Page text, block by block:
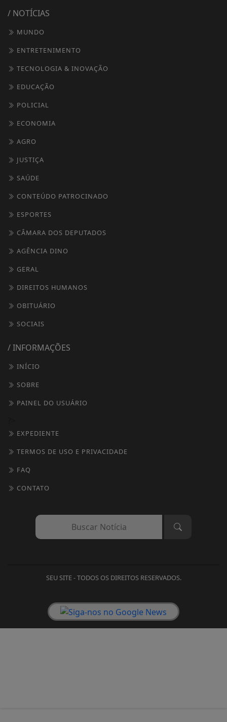
/ NOTÍCIAS
MUNDO
ENTRETENIMENTO
TECNOLOGIA & INOVAÇÃO
EDUCAÇÃO
POLICIAL
ECONOMIA
AGRO
JUSTIÇA
SAÚDE
CONTEÚDO PATROCINADO
ESPORTES
CÂMARA DOS DEPUTADOS
AGÊNCIA DINO
GERAL
DIREITOS HUMANOS
OBITUÁRIO
SOCIAIS
/ INFORMAÇÕES
INÍCIO
SOBRE
PAINEL DO USUÁRIO
EXPEDIENTE
TERMOS DE USO E PRIVACIDADE
FAQ
CONTATO
SEU SITE - TODOS OS DIREITOS RESERVADOS.